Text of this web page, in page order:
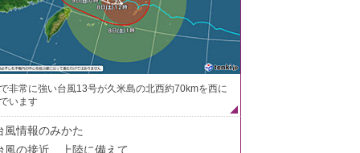
非常に強い台風13号が久米島の北西約70kmを西に
います
風情報のみかた
風の接近、上陸に備えて